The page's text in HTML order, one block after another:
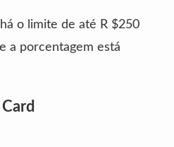
o limite de até R $250
a porcentagem está